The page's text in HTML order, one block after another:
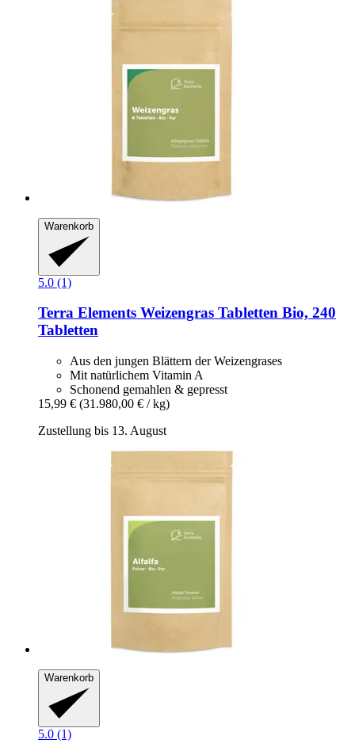
Warenkorb
5.0 (1)
Terra Elements Weizengras Tabletten Bio, 240
Tabletten
Aus den jungen Blättern der Weizengrases
Mit natürlichem Vitamin A
Schonend gemahlen & gepresst
15,99 € (31.980,00 € / kg)
Zustellung bis 13. August
Warenkorb
5.0 (1)